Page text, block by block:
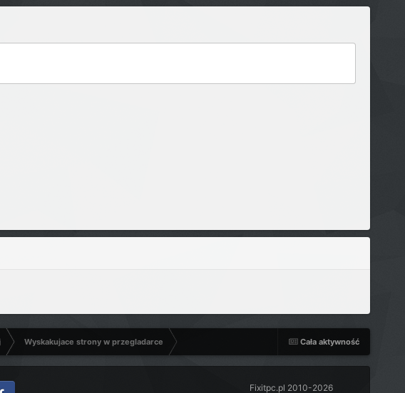
Cała aktywność
Wyskakujace strony w przegladarce
Fixitpc.pl 2010-2026